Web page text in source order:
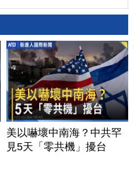
美以嚇壞中南海？中共罕
見5天「零共機」擾台